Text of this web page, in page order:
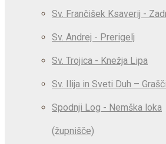
Sv. Frančišek Ksaverij -
Sv. Andrej - Prerigelj
Sv. Trojica - Knežja Lipa
Sv. Ilija in Sveti Duh –
Spodnji Log - Nemška loka
(župnišče)